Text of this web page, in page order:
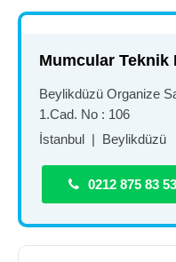
Mumcular Teknik
Beylikdüzü Organize
1.Cad. No : 106
İstanbul | Beylikdüzü
0212 875 83 53